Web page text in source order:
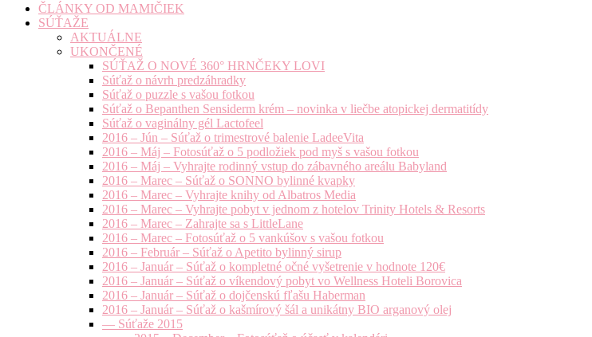
ČLÁNKY OD MAMIČIEK
SÚŤAŽE
AKTUÁLNE
UKONČENÉ
SÚŤAŽ O NOVÉ 360° HRNČEKY LOVI
Súťaž o návrh predzáhradky
Súťaž o puzzle s vašou fotkou
Súťaž o Bepanthen Sensiderm krém – novinka v liečbe atopickej dermatitídy
Súťaž o vaginálny gél Lactofeel
2016 – Jún – Súťaž o trimestrové balenie LadeeVita
2016 – Máj – Fotosúťaž o 5 podložiek pod myš s vašou fotkou
2016 – Máj – Vyhrajte rodinný vstup do zábavného areálu Babyland
2016 – Marec – Súťaž o SONNO bylinné kvapky
2016 – Marec – Vyhrajte knihy od Albatros Media
2016 – Marec – Vyhrajte pobyt v jednom z hotelov Trinity Hotels & Resorts
2016 – Marec – Zahrajte sa s LittleLane
2016 – Marec – Fotosúťaž o 5 vankúšov s vašou fotkou
2016 – Február – Súťaž o Apetito bylinný sirup
2016 – Január – Súťaž o kompletné očné vyšetrenie v hodnote 120€
2016 – Január – Súťaž o víkendový pobyt vo Wellness Hoteli Borovica
2016 – Január – Súťaž o dojčenskú fľašu Haberman
2016 – Január – Súťaž o kašmírový šál a unikátny BIO arganový olej
— Súťaže 2015